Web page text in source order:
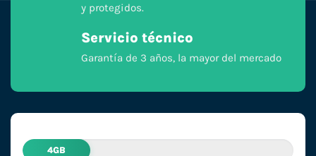
y protegidos.
Servicio técnico
Garantía de 3 años, la mayor del mercado
4GB